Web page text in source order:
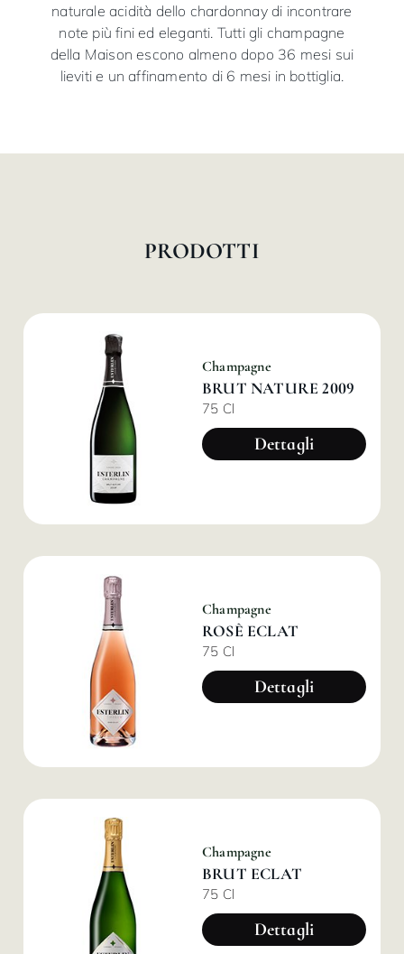
naturale acidità dello chardonnay di incontrare
note più fini ed eleganti. Tutti gli champagne
della Maison escono almeno dopo 36 mesi sui
lieviti e un affinamento di 6 mesi in bottiglia.
PRODOTTI
Champagne
BRUT NATURE 2009
75 Cl
Dettagli
Champagne
ROSÈ ECLAT
75 Cl
Dettagli
Champagne
BRUT ECLAT
75 Cl
Dettagli